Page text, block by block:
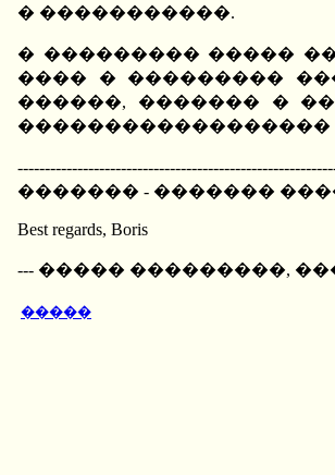
� �����������.
� ��������� �����
���� � ���������
������, ������� �
������������������
������� - �������
Best regards, Boris
--- ����� ���������, ����
�����